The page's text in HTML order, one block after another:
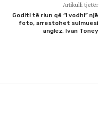
Artikulli tjetër
Goditi të riun që “i vodhi” një
foto, arrestohet sulmuesi
anglez, Ivan Toney